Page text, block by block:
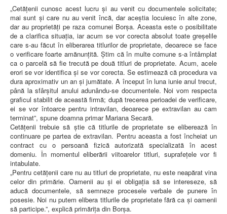
„Cetățenii cunosc acest lucru și au venit cu documentele solicitate;
mai sunt și care nu au venit încă, dar aceștia locuiesc în alte zone,
dar au proprietăți pe raza comunei Borșa. Aceasta este o posibilitate
de a clarifica situația, iar acum se vor corecta absolut toate greșelile
care s-au făcut în eliberarea titlurilor de proprietate, deoarece se face
o verificare foarte amănunțită. Știm că în multe comune s-a întâmplat
ca o parcelă să fie trecută pe două titluri de proprietate. Acum, acele
erori se vor identifica și se vor corecta. Se estimează că procedura va
dura aproximativ un an și jumătate. A început în luna iunie anul trecut,
până la sfârșitul anului adunându-se documentele. Noi vom respecta
graficul stabilit de această firmă; după trecerea perioadei de verificare,
ei se vor întoarce pentru intravilan, deoarece pe extravilan au cam
terminat”, spune doamna primar Mariana Secară.
Cetățenii trebuie să știe că titlurile de proprietate se eliberează în
continuare pe partea de extravilan. Pentru aceasta a fost încheiat un
contract cu o persoană fizică autorizată specializată în acest
domeniu. În momentul eliberării viitoarelor titluri, suprafețele vor fi
intabulate.
„Pentru cetățenii care nu au titluri de proprietate, nu este neapărat vina
celor din primărie. Oamenii au și ei obligația să se intereseze, să
aducă documentele, să semneze procesele verbale de punere în
posesie. Noi nu putem elibera titlurile de proprietate fără ca și oamenii
să participe.”, explică primărița din Borșa.